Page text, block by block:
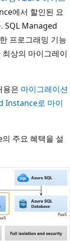
에서 할인된 요
SQL Managed
프로그래밍 기능
상의 마이그레이
용은 마이그레이션
Instance로 마이
주요 혜택을 설